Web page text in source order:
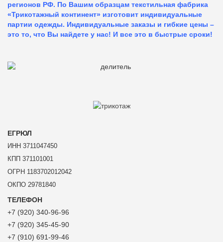
регионов РФ. По Вашим образцам текстильная фабрика
«Трикотажный континент» изготовит индивидуальные
партии одежды. Индивидуальные заказы и гибкие цены –
это то, что Вы найдете у нас! И все это в быстрые сроки!
ЕГРЮЛ
ИНН 3711047450
КПП 371101001
ОГРН 1183702012042
ОКПО 29781840
ТЕЛЕФОН
+7 (920) 340-96-96
+7 (920) 345-45-90
+7 (910) 691-99-46